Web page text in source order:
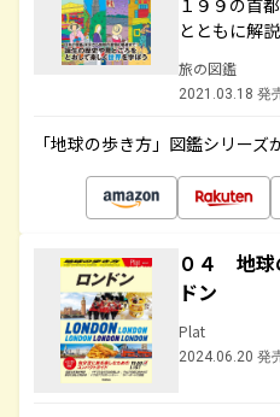
１９９の首
とともに解説
旅の図鑑
2021.03.18 発
「地球の歩き方」図鑑シリーズ
０４ 地
ドン
Plat
2024.06.20 発